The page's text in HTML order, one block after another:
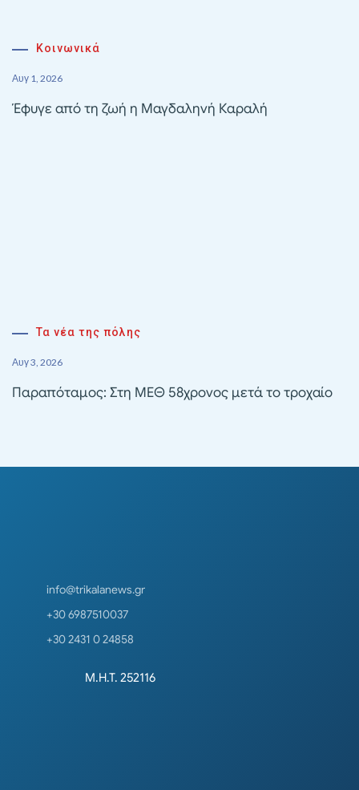
Κοινωνικά
Αυγ 1, 2026
Έφυγε από τη ζωή η Μαγδαληνή Καραλή
Τα νέα της πόλης
Αυγ 3, 2026
Παραπόταμος: Στη ΜΕΘ 58χρονος μετά το τροχαίο
info@trikalanews.gr
+30 6987510037
+30 2431 0 24858
Μ.Η.Τ. 252116